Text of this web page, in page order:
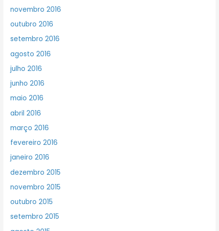
novembro 2016
outubro 2016
setembro 2016
agosto 2016
julho 2016
junho 2016
maio 2016
abril 2016
março 2016
fevereiro 2016
janeiro 2016
dezembro 2015
novembro 2015
outubro 2015
setembro 2015